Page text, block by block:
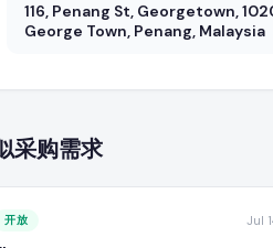
数量?
Container 的 flour。报价前请
供应商?
116, Penang St, Georgetown,
George Town, Penang, Malaysia
采购需求
开放 Jul